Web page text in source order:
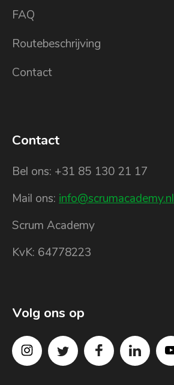
FAQ
Routebeschrijving
Contact
Contact
Bel ons: +31 85 130 21 17
Mail ons: info@scrumacademy.nl
Scrum Academy
KvK: 64778223
Volg ons op